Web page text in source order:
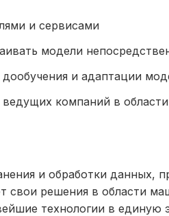
и сервисами
модели
и адаптации
компаний в
и обработки данных,
свои решения в области
технологии в единую